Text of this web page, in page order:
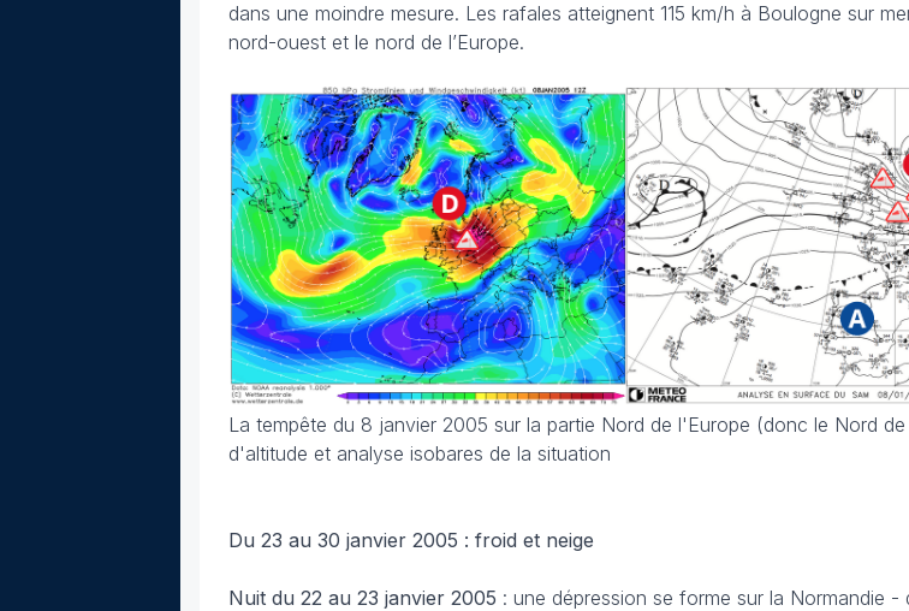
dans une moindre mesure. Les rafales atteignent 115 km/h à Boulogne sur
nord-ouest et le nord de l’Europe.
La tempête du 8 janvier 2005 sur la partie Nord de l'Europe (donc le Nord
d'altitude et analyse isobares de la situation
Du 23 au 30 janvier 2005 : froid et neige
Nuit du 22 au 23 janvier 2005 : une dépression se forme sur la Normandie -